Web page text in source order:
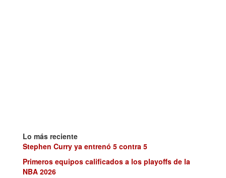
Lo más reciente
Stephen Curry ya entrenó 5 contra 5
Primeros equipos calificados a los playoffs de la
NBA 2026